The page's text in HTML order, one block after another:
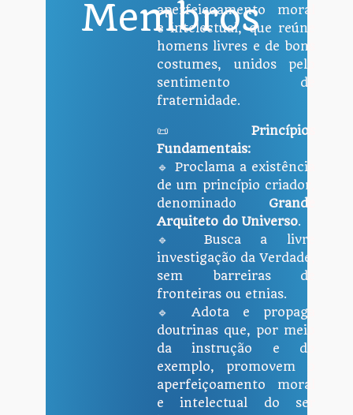
Membros
aperfeiçoamento moral
e intelectual, que reúne
homens livres e de bons
costumes, unidos pelo
sentimento de
fraternidade.
📜 Princípios
Fundamentais:
🔹 Proclama a existência
de um princípio criador,
denominado Grande
Arquiteto do Universo.
🔹 Busca a livre
investigação da Verdade,
sem barreiras de
fronteiras ou etnias.
🔹 Adota e propaga
doutrinas que, por meio
da instrução e do
exemplo, promovem o
aperfeiçoamento moral
e intelectual do ser